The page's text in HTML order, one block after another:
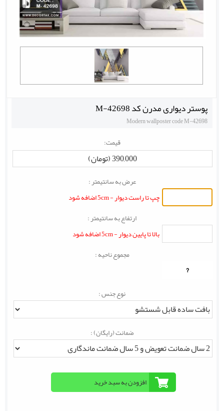
پوستر دیواری مدرن کد M-42698
Modern wallposter code M-42698
قیمت:
390,000 (تومان)
عرض به سانتیمتر :
چپ تا راست دیوار - 5cm اضافه شود
ارتفاع به سانتیمتر :
بالا تا پایین دیوار - 5cm اضافه شود
مجموع ناحیه :
?
نوع جنس :
ضمانت (رایگان) :